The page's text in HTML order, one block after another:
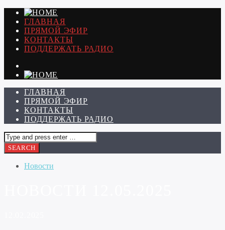
ГЛАВНАЯ
ПРЯМОЙ ЭФИР
КОНТАКТЫ
ПОДДЕРЖАТЬ РАДИО
ГЛАВНАЯ
ПРЯМОЙ ЭФИР
КОНТАКТЫ
ПОДДЕРЖАТЬ РАДИО
Новости